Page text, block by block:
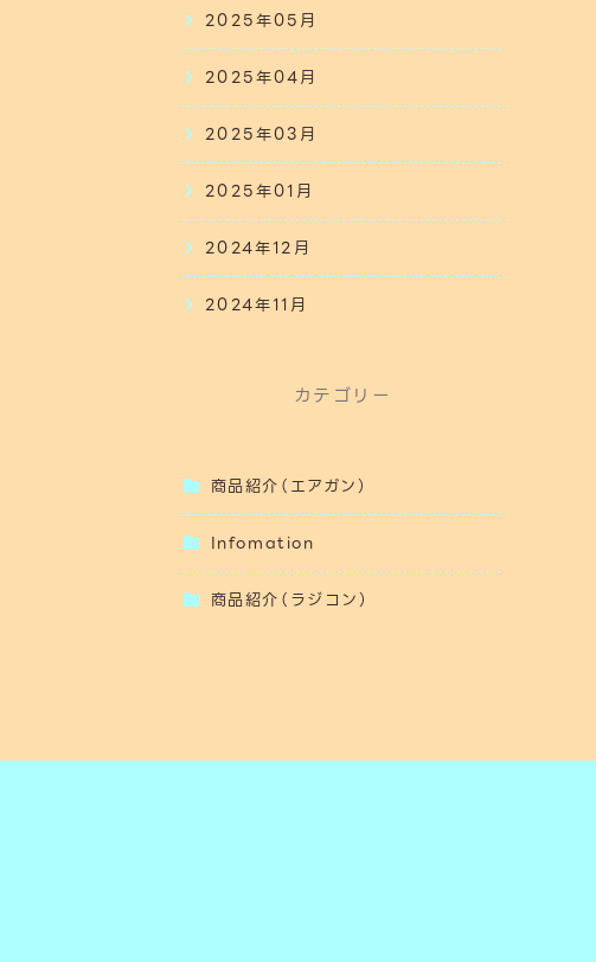
2025年05月
2025年04月
2025年03月
2025年01月
2024年12月
2024年11月
カテゴリー
商品紹介（エアガン）
Infomation
商品紹介（ラジコン）